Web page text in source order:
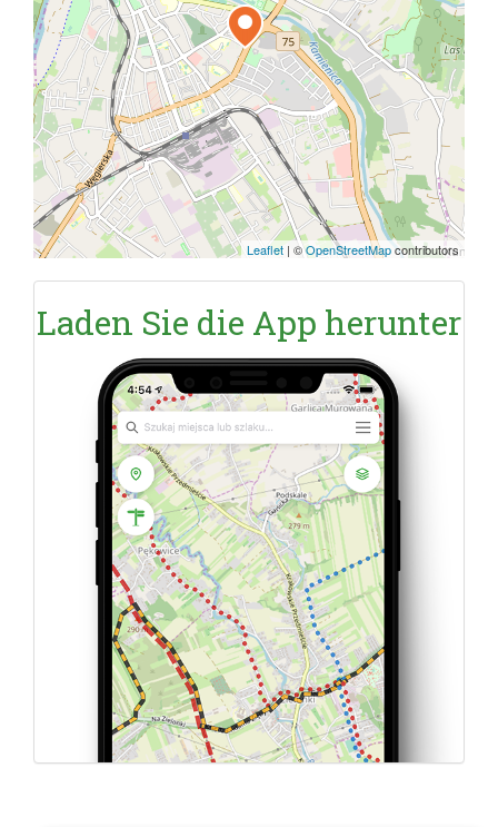
Leaflet | ©OpenStreetMapcontributors
Laden Sie die App herunter